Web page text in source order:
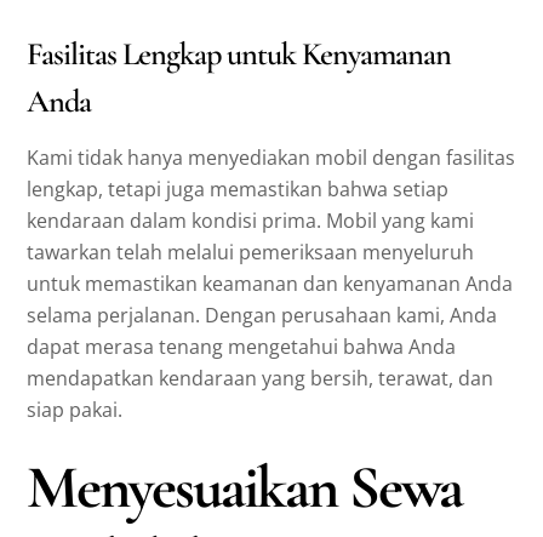
Fasilitas Lengkap untuk Kenyamanan
Anda
Kami tidak hanya menyediakan mobil dengan fasilitas
lengkap, tetapi juga memastikan bahwa setiap
kendaraan dalam kondisi prima. Mobil yang kami
tawarkan telah melalui pemeriksaan menyeluruh
untuk memastikan keamanan dan kenyamanan Anda
selama perjalanan. Dengan perusahaan kami, Anda
dapat merasa tenang mengetahui bahwa Anda
mendapatkan kendaraan yang bersih, terawat, dan
siap pakai.
Menyesuaikan Sewa